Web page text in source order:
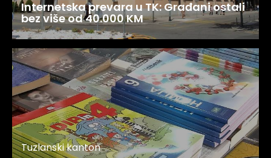
Internetska prevara u TK: Građani ostali
bez više od 40.000 KM
Tuzlanski kanton